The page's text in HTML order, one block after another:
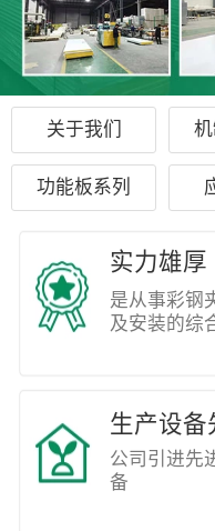
关于我们
功能板系列
是从事彩钢
及安装的综
实力雄厚
公司引进先
备
生产设备